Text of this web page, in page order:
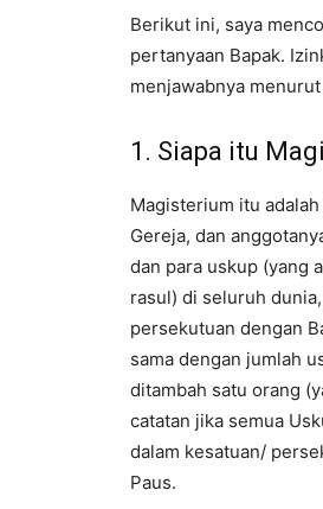
Berikut ini, saya
pertanyaan Bapak.
menjawabnya
1. Siapa itu
Magisterium itu
Gereja, dan
dan para uskup (yang
rasul) di seluruh
persekutuan dengan
sama dengan jumlah
ditambah satu orang
catatan jika semua
dalam kesatuan/
Paus.